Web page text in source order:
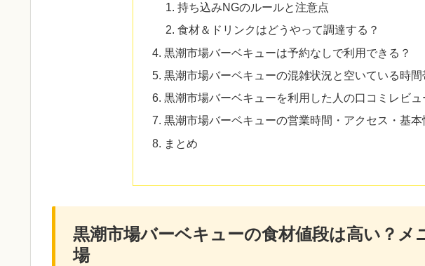
持ち込みNGのルールと注意点
食材＆ドリンクはどうやって調達する？
黒潮市場バーベキューは予約なしで利用できる？
黒潮市場バーベキューの混雑状況と空いている時間
黒潮市場バーベキューを利用した人の口コミレビュ
黒潮市場バーベキューの営業時間・アクセス・基本
まとめ
黒潮市場バーベキューの食材値段は高い？メ
場